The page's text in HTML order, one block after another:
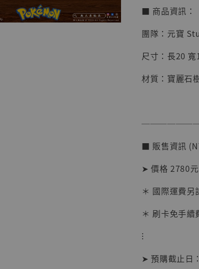
【店
系列
克達
NT$
■ 商品資訊：
團隊：元寶
尺寸：長20
材質：寶麗石
■ 販售資訊
➤ 價格 2780
＊ 國際運費另
＊ 刷卡免手續
⁝
➤ 預購截止日